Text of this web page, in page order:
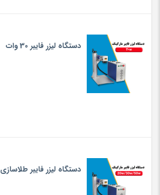
دستگاه لیزر فایبر 30 وات
دستگاه لیزر فایبر طلاسازی